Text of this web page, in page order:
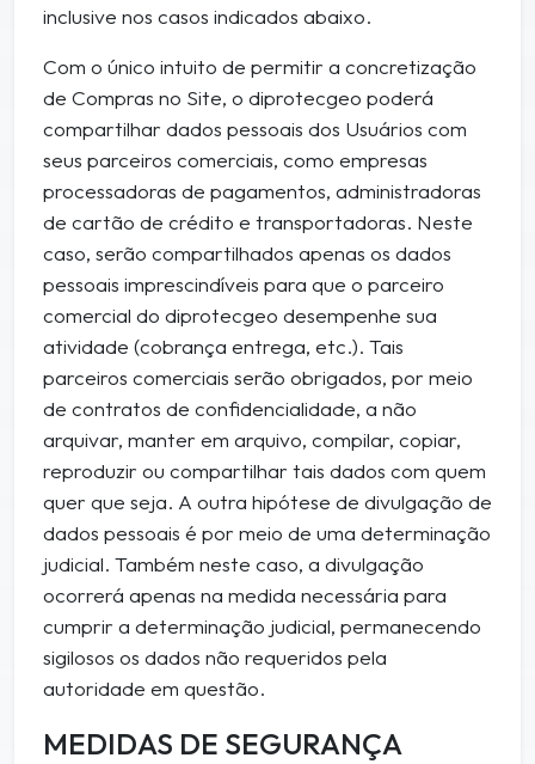
inclusive nos casos indicados abaixo.
Com o único intuito de permitir a concretização
de Compras no Site, o diprotecgeo poderá
compartilhar dados pessoais dos Usuários com
seus parceiros comerciais, como empresas
processadoras de pagamentos, administradoras
de cartão de crédito e transportadoras. Neste
caso, serão compartilhados apenas os dados
pessoais imprescindíveis para que o parceiro
comercial do diprotecgeo desempenhe sua
atividade (cobrança entrega, etc.). Tais
parceiros comerciais serão obrigados, por meio
de contratos de confidencialidade, a não
arquivar, manter em arquivo, compilar, copiar,
reproduzir ou compartilhar tais dados com quem
quer que seja. A outra hipótese de divulgação de
dados pessoais é por meio de uma determinação
judicial. Também neste caso, a divulgação
ocorrerá apenas na medida necessária para
cumprir a determinação judicial, permanecendo
sigilosos os dados não requeridos pela
autoridade em questão.
MEDIDAS DE SEGURANÇA